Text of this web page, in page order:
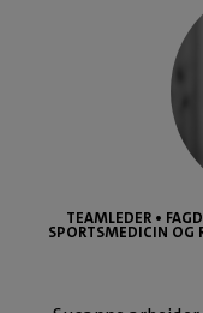
TEAMLEDER •
SPORTSMEDICIN OG